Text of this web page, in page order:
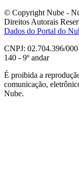
© Copyright Nube -
Direitos Autorais
Dados do Portal do
CNPJ: 02.704.396/
140 - 9º andar
É proibida a
comunicação,
Nube.